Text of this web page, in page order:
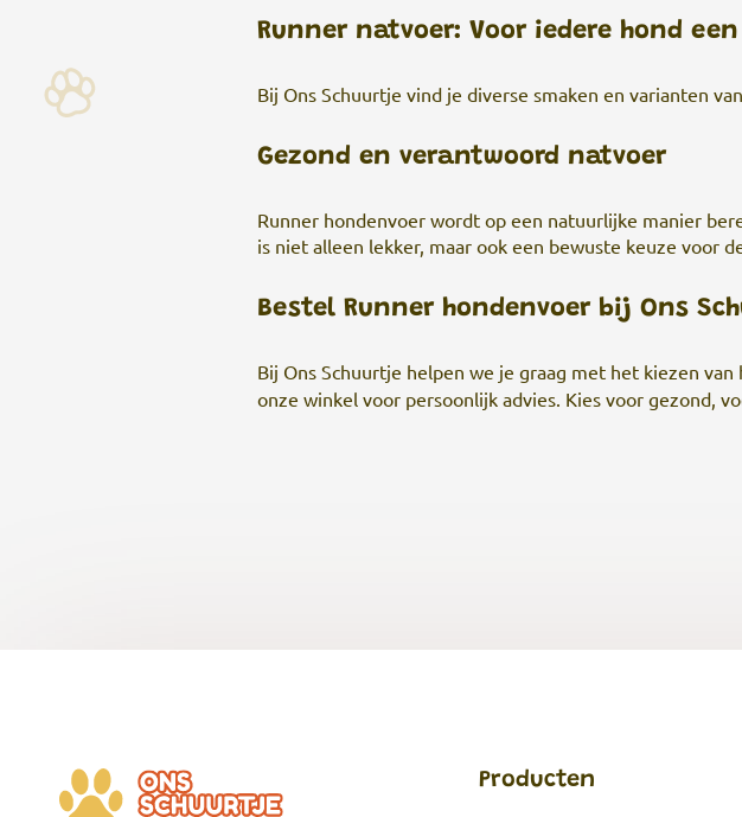
Runner natvoer: Voor iedere hond
Bij Ons Schuurtje vind je diverse smaken en varianten
Gezond en verantwoord natvoer
Runner hondenvoer wordt op een natuurlijke manier
is niet alleen lekker, maar ook een bewuste keuze voor
Bestel Runner hondenvoer bij Ons
Bij Ons Schuurtje helpen we je graag met het kiezen van
onze winkel voor persoonlijk advies. Kies voor gezond,
Producten